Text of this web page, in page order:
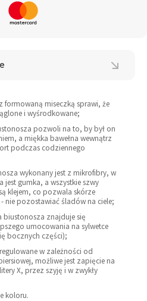
formowaną miseczką sprawi, że
i wyśrodkowane;
pozwoli na to, by był on
a miękka bawełna wewnątrz
podczas codziennego
wykonany jest z mikrofibry, w
jest gumka, a wszystkie szwy
klejem, co pozwala skórze
nie pozostawiać śladów na ciele;
biustonosza znajduje się
umocowania na sylwetce
bocznych części);
w zależności od
możliwe jest zapięcie na
X, przez szyję i w zwykły
koloru.